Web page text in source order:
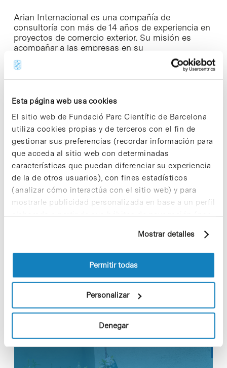
Esta página web usa cookies
El sitio web de Fundació Parc Científic de Barcelona
utiliza cookies propias y de terceros con el fin de
gestionar sus preferencias (recordar información para
que acceda al sitio web con determinadas
características que puedan diferenciar su experiencia
de la de otros usuarios), con fines estadísticos
(analizar cómo interactúa con el sitio web) y para
mostrarle publicidad personalizada en base a un perfil
elaborado a partir de sus hábitos de navegación (por
información sobre las cookies puede consultar
la Política de cookies del sitio web.
Mostrar detalles
Permitir todas
Personalizar
Denegar
Arian Internacional es una compañía de
consultoría con más de 14 años de experiencia en
proyectos de comercio exterior. Su misión es
acompañar a las empresas en su
internacionalización, ayudándoles a dar respuesta
a las necesidades concretas que surgen en el
proceso. Su equipo de consultores está
promoción a la exportación: ICEX España
Exportación e Inversiones y ACCIÓ, entre otros.
Actualmente, dispone de una cartera completa de
servicios de internacionalización dirigidos
principalmente a empresas tecnológicas,
farmacéuticas y de servicios profesionales y
mantiene una estrecha relación con ámbito
universitario.
Share Share
Noticias más vistas